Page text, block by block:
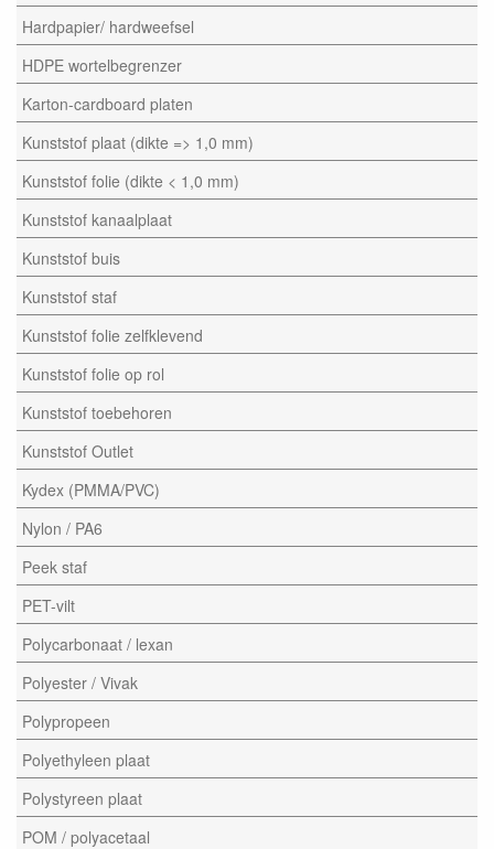
Hardpapier/ hardweefsel
HDPE wortelbegrenzer
Karton-cardboard platen
Kunststof plaat (dikte => 1,0 mm)
Kunststof folie (dikte < 1,0 mm)
Kunststof kanaalplaat
Kunststof buis
Kunststof staf
Kunststof folie zelfklevend
Kunststof folie op rol
Kunststof toebehoren
Kunststof Outlet
Kydex (PMMA/PVC)
Nylon / PA6
Peek staf
PET-vilt
Polycarbonaat / lexan
Polyester / Vivak
Polypropeen
Polyethyleen plaat
Polystyreen plaat
POM / polyacetaal